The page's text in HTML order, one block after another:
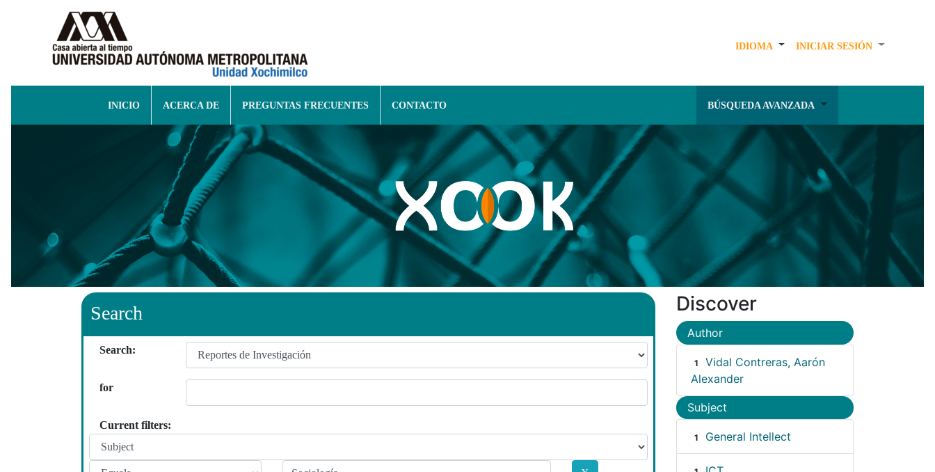
IDIOMA INICIAR SESIÓN
INICIO ACERCA DE PREGUNTAS FRECUENTES CONTACTO BÚSQUEDA AVANZADA
Search
Search:
for
Current filters:
Discover
Author
1
Vidal Contreras, Aarón
Alexander
Subject
1 General Intellect